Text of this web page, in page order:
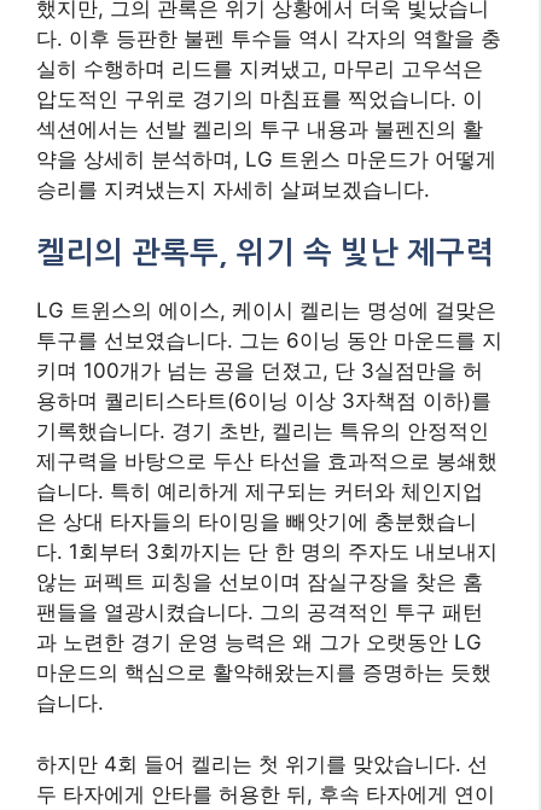
했지만, 그의 관록은 위기 상황에서 더욱 빛났습니
다. 이후 등판한 불펜 투수들 역시 각자의 역할을 충
실히 수행하며 리드를 지켜냈고, 마무리 고우석은
압도적인 구위로 경기의 마침표를 찍었습니다. 이
섹션에서는 선발 켈리의 투구 내용과 불펜진의 활
약을 상세히 분석하며, LG 트윈스 마운드가 어떻게
승리를 지켜냈는지 자세히 살펴보겠습니다.
켈리의 관록투, 위기 속 빛난 제구력
LG 트윈스의 에이스, 케이시 켈리는 명성에 걸맞은
투구를 선보였습니다. 그는 6이닝 동안 마운드를 지
키며 100개가 넘는 공을 던졌고, 단 3실점만을 허
용하며 퀄리티스타트(6이닝 이상 3자책점 이하)를
기록했습니다. 경기 초반, 켈리는 특유의 안정적인
제구력을 바탕으로 두산 타선을 효과적으로 봉쇄했
습니다. 특히 예리하게 제구되는 커터와 체인지업
은 상대 타자들의 타이밍을 빼앗기에 충분했습니
다. 1회부터 3회까지는 단 한 명의 주자도 내보내지
않는 퍼펙트 피칭을 선보이며 잠실구장을 찾은 홈
팬들을 열광시켰습니다. 그의 공격적인 투구 패턴
과 노련한 경기 운영 능력은 왜 그가 오랫동안 LG
마운드의 핵심으로 활약해왔는지를 증명하는 듯했
습니다.
하지만 4회 들어 켈리는 첫 위기를 맞았습니다. 선
두 타자에게 안타를 허용한 뒤, 후속 타자에게 연이